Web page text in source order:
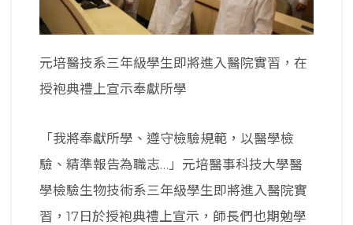
元培醫技系三年級學生即將進入醫院實習，在
授袍典禮上宣示奉獻所學
「我將奉獻所學、遵守檢驗規範，以醫學檢
驗、精準報告為職志…」元培醫事科技大學醫
學檢驗生物技術系三年級學生即將進入醫院實
習，17日於授袍典禮上宣示，師長們也期勉學